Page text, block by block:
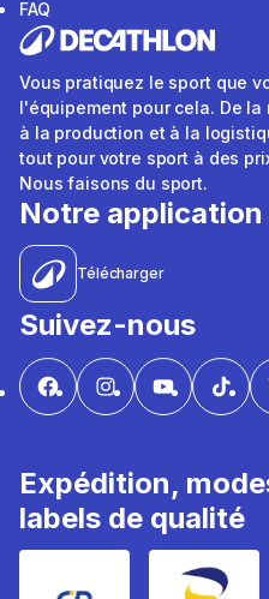
FAQ
Vous pratiquez le sport que
l'équipement pour cela. De
à la production et à la
tout pour votre sport à des
Nous faisons du sport.
Notre application
Télécharger
Suivez-nous
Expédition,
labels de qualité